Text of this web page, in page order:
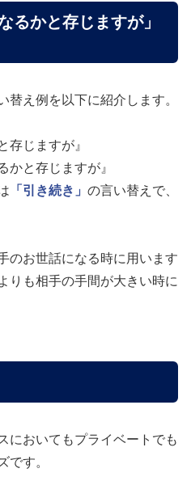
るかと存じますが」
替え例を以下に紹介します。
存じますが』
かと存じますが』
「引き続き」 の言い替えで、
のお世話になる時に用います
りも相手の手間が大きい時に
においてもプライベートでも
です。